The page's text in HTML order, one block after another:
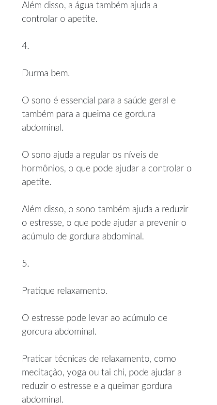
Além disso, a água também ajuda a
controlar o apetite.
4.
Durma bem.
O sono é essencial para a saúde geral e
também para a queima de gordura
abdominal.
O sono ajuda a regular os níveis de
hormônios, o que pode ajudar a controlar o
apetite.
Além disso, o sono também ajuda a reduzir
o estresse, o que pode ajudar a prevenir o
acúmulo de gordura abdominal.
5.
Pratique relaxamento.
O estresse pode levar ao acúmulo de
gordura abdominal.
Praticar técnicas de relaxamento, como
meditação, yoga ou tai chi, pode ajudar a
reduzir o estresse e a queimar gordura
abdominal.